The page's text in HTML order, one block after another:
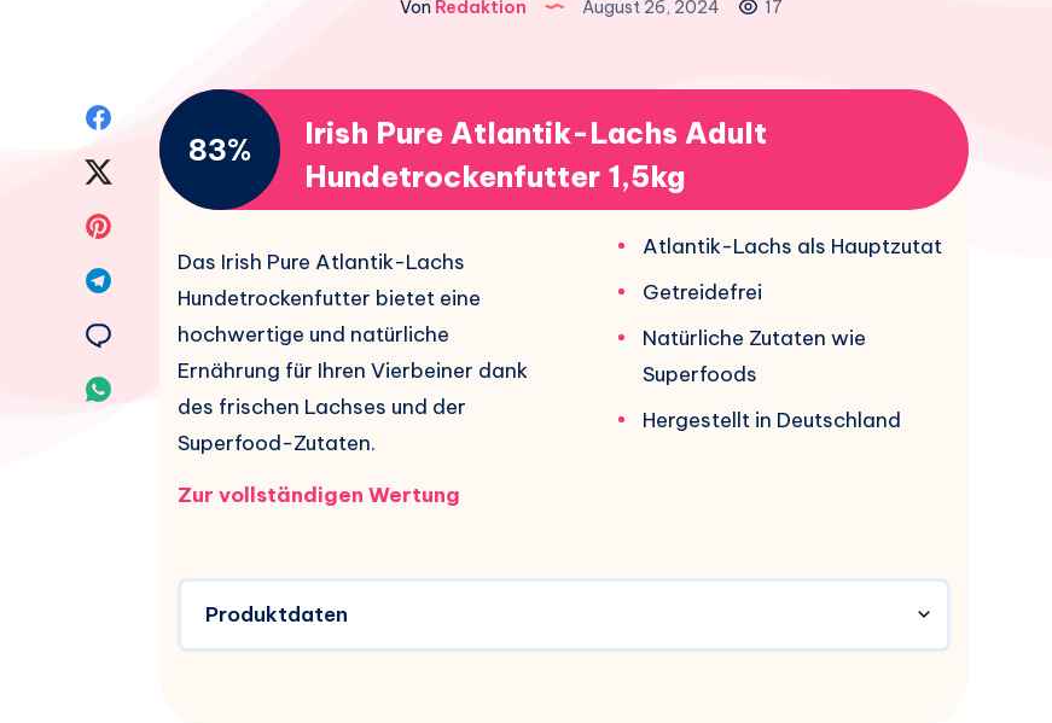
Von Redaktion August 26, 2024 17
Facebook
Pinterest
Telegram
Whatsapp
83%
Irish Pure Atlantik-Lachs Adult
Hundetrockenfutter 1,5kg
Das Irish Pure Atlantik-Lachs
Hundetrockenfutter bietet eine
hochwertige und natürliche
Ernährung für Ihren Vierbeiner dank
des frischen Lachses und der
Superfood-Zutaten.
Zur vollständigen Wertung
Atlantik-Lachs als Hauptzutat
Getreidefrei
Natürliche Zutaten wie
Superfoods
Hergestellt in Deutschland
Produktdaten